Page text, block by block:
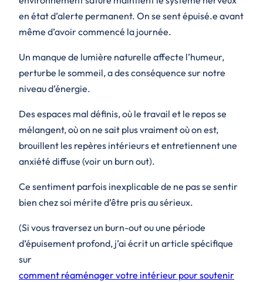
en état d’alerte permanent. On se sent épuisé.e avant
même d’avoir commencé la journée.
Un manque de lumière naturelle affecte l’humeur,
perturbe le sommeil, a des conséquence sur notre
niveau d’énergie.
Des espaces mal définis, où le travail et le repos se
mélangent, où on ne sait plus vraiment où on est,
brouillent les repères intérieurs et entretiennent une
anxiété diffuse (voir un burn out).
Ce sentiment parfois inexplicable de ne pas se sentir
bien chez soi mérite d’être pris au sérieux.
(Si vous traversez un burn-out ou une période
d’épuisement profond, j’ai écrit un article spécifique
sur
comment réaménager votre intérieur pour soutenir